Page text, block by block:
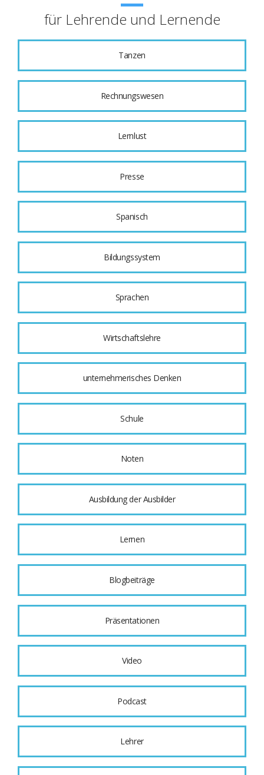
für Lehrende und Lernende
Tanzen
Rechnungswesen
Lernlust
Presse
Spanisch
Bildungssystem
Sprachen
Wirtschaftslehre
unternehmerisches Denken
Schule
Noten
Ausbildung der Ausbilder
Lernen
Blogbeiträge
Präsentationen
Video
Podcast
Lehrer